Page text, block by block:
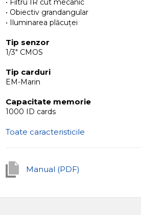
• Filtru IR cut mecanic
• Obiectiv grandangular
• Iluminarea plăcuței
Tip senzor
1/3" CMOS
Tip carduri
EM-Marin
Capacitate memorie
1000 ID cards
Toate caracteristicile
Manual (PDF)